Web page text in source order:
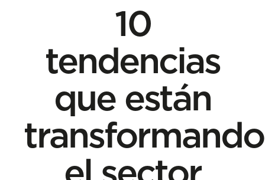
10
tendencias
que están
transformando